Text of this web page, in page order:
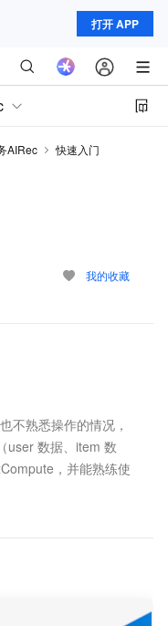
打开 APP
AIRec
快速入门
我的收藏
不熟悉操作的情况，
user 数据、item 数
，并能熟练使